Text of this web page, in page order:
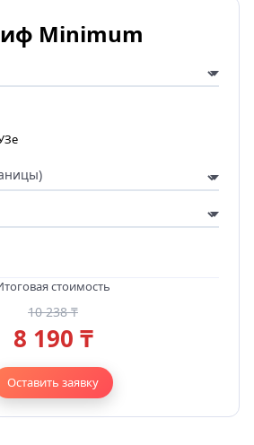
Minimum
стоимость
10 238 ₸
8 190 ₸
Оставить заявку